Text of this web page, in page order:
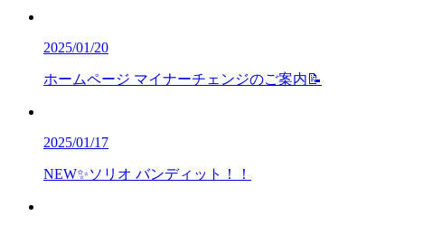
2025/01/20
ホームページ マイナーチェンジのご案内📝
2025/01/17
NEW✨ソリオ バンディット！！